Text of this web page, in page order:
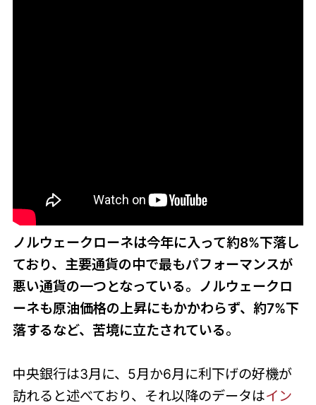
ノルウェークローネは今年に入って約8%下落し
ており、主要通貨の中で最もパフォーマンスが
悪い通貨の一つとなっている。ノルウェークロ
ーネも原油価格の上昇にもかかわらず、約7%下
落するなど、苦境に立たされている。
中央銀行は3月に、5月か6月に利下げの好機が
訪れると述べており、それ以降のデータはイン